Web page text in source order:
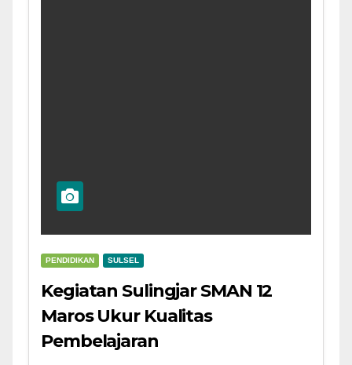
PENDIDIKAN SULSEL
Kegiatan Sulingjar SMAN 12
Maros Ukur Kualitas
Pembelajaran